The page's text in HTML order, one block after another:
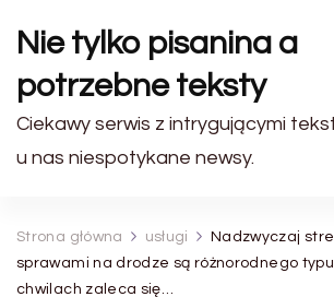
Nie tylko pisanina a
potrzebne teksty
Ciekawy serwis z intrygującymi
u nas niespotykane newsy.
Strona główna usługi
Nadzwyczaj
sprawami na drodze są różnorodnego
chwilach zaleca się…